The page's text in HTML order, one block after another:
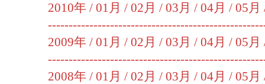
2010年 / 01月 / 02月 / 03月 / 04月 / 05月
2009年 / 01月 / 02月 / 03月 / 04月 / 05月
2008年 / 01月 / 02月 / 03月 / 04月 / 05月